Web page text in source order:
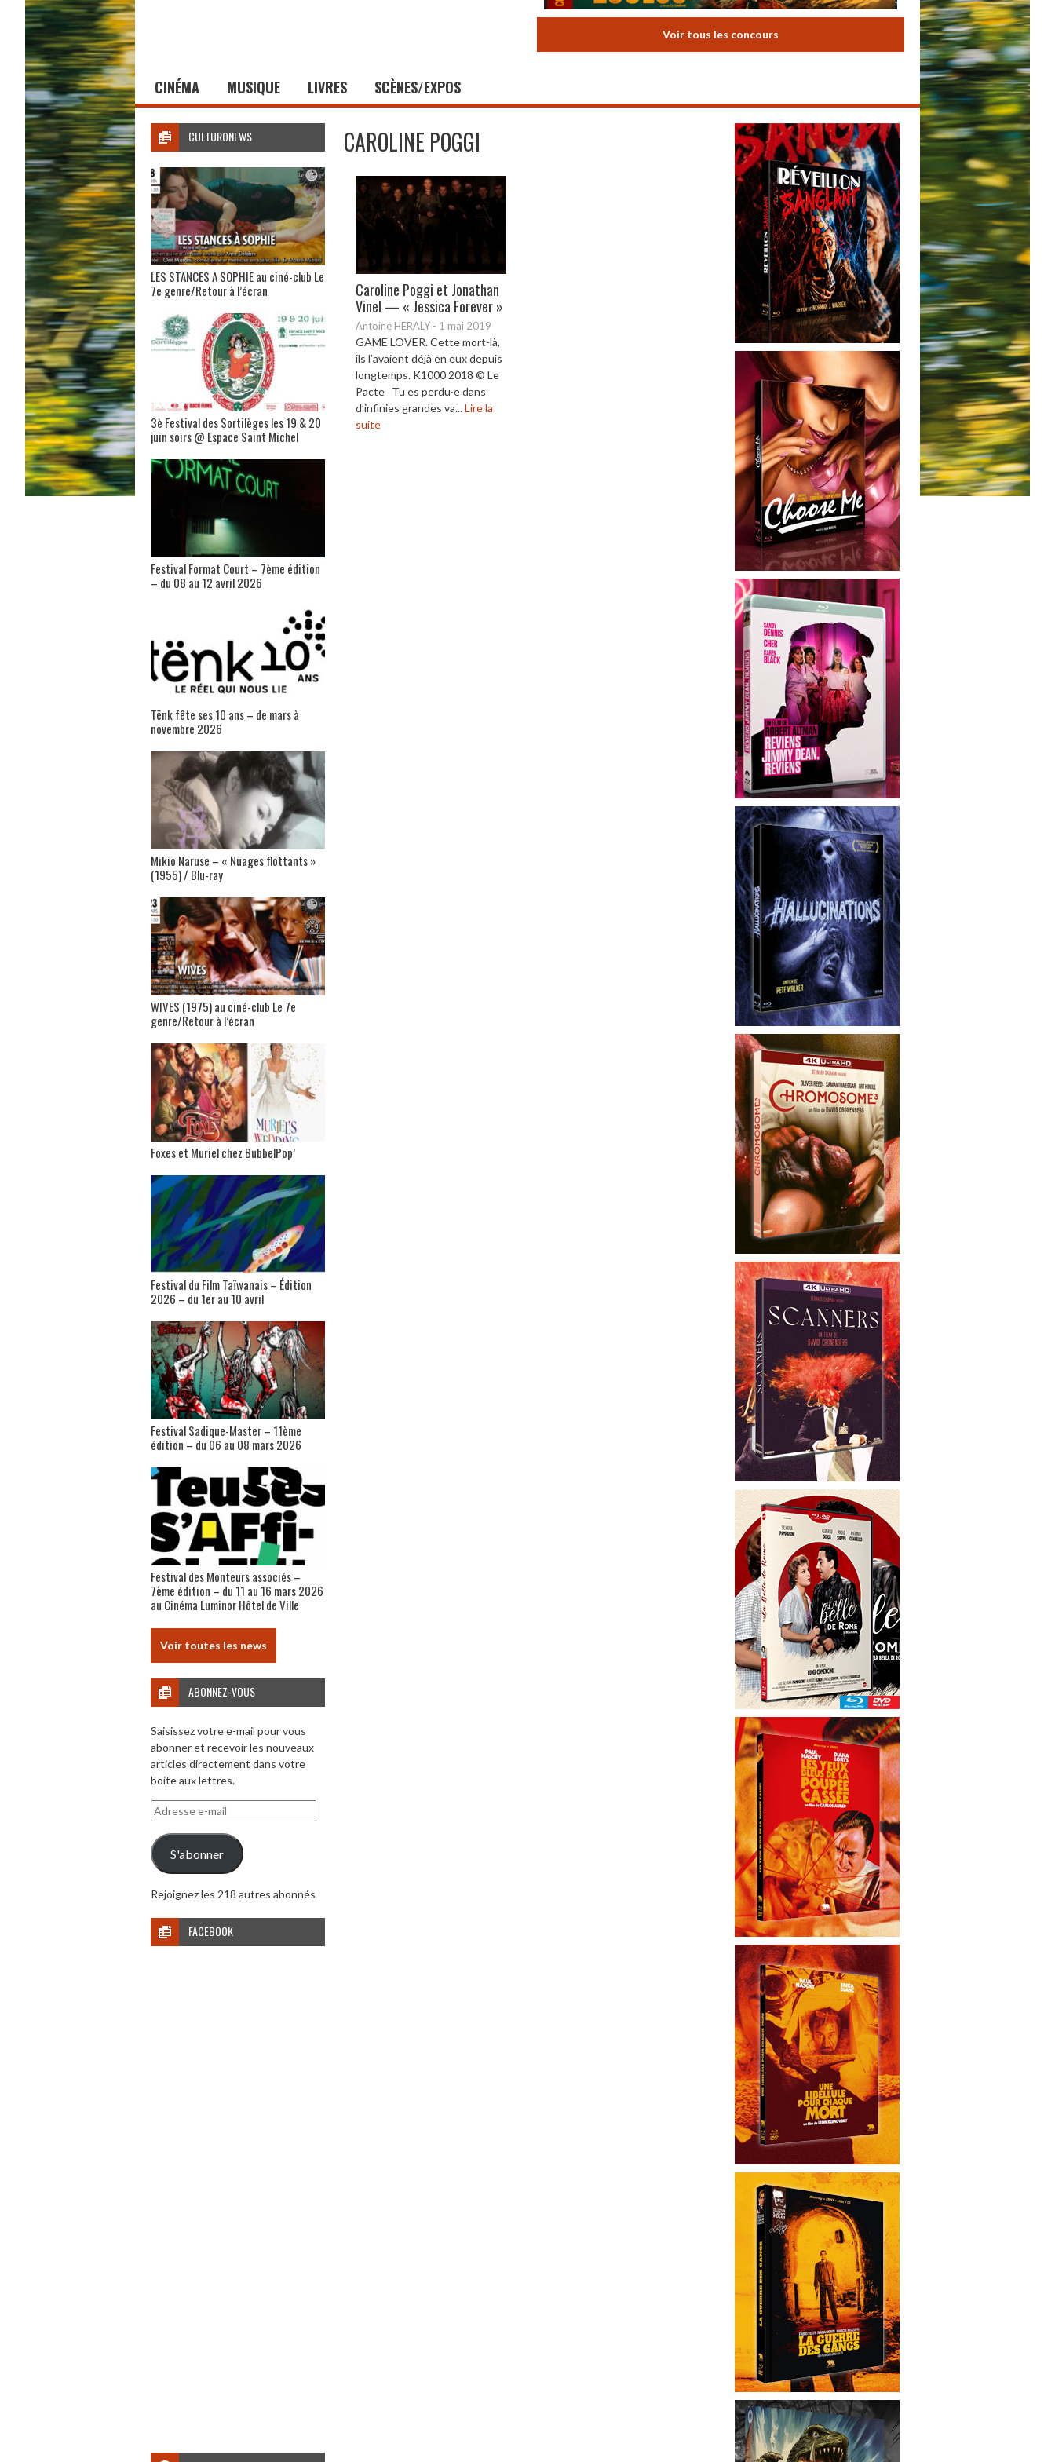
Voir tous les concours
CINÉMA MUSIQUE LIVRES SCÈNES/EXPOS
CAROLINE POGGI
Caroline Poggi et Jonathan
Vinel — « Jessica Forever »
Antoine HERALY - 1 mai 2019
GAME LOVER. Cette mort-là,
ils l’avaient déjà en eux depuis
longtemps. K1000 2018 © Le
Pacte Tu es perdu·e dans
d’infinies grandes va...Lire la
suite
CULTURONEWS
LES STANCES A SOPHIE au ciné-club Le
7e genre/Retour à l’écran
3è Festival des Sortilèges les 19 & 20
juin soirs @ Espace Saint Michel
Festival Format Court – 7ème édition
– du 08 au 12 avril 2026
Tënk fête ses 10 ans – de mars à
novembre 2026
Mikio Naruse – « Nuages flottants »
(1955) / Blu-ray
WIVES (1975) au ciné-club Le 7e
genre/Retour à l’écran
Foxes et Muriel chez BubbelPop’
Festival du Film Taïwanais – Édition
2026 – du 1er au 10 avril
Festival Sadique-Master – 11ème
édition – du 06 au 08 mars 2026
Festival des Monteurs associés –
7ème édition – du 11 au 16 mars 2026
au Cinéma Luminor Hôtel de Ville
Voir toutes les news
ABONNEZ-VOUS
Saisissez votre e-mail pour vous
abonner et recevoir les nouveaux
articles directement dans votre
boite aux lettres.
Adresse
e-
mail
S'abonner
Rejoignez les 218 autres abonnés
FACEBOOK